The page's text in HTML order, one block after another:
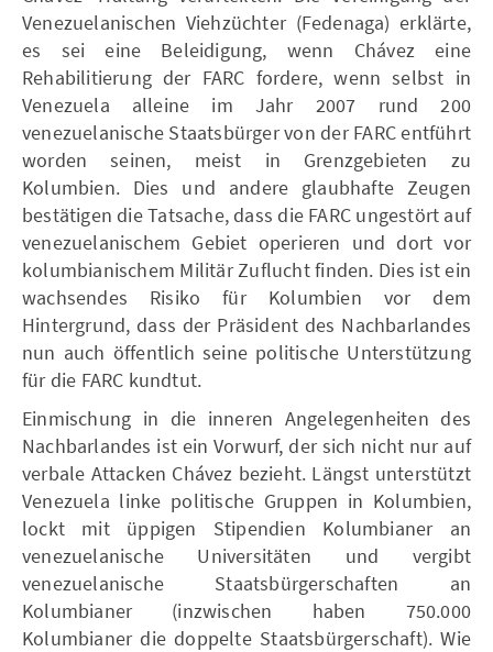
Venezuelanischen Viehzüchter (Fedenaga) erklärte,
es sei eine Beleidigung, wenn Chávez eine
Rehabilitierung der FARC fordere, wenn selbst in
Venezuela alleine im Jahr 2007 rund 200
venezuelanische Staatsbürger von der FARC entführt
worden seinen, meist in Grenzgebieten zu
Kolumbien. Dies und andere glaubhafte Zeugen
bestätigen die Tatsache, dass die FARC ungestört auf
venezuelanischem Gebiet operieren und dort vor
kolumbianischem Militär Zuflucht finden. Dies ist ein
wachsendes Risiko für Kolumbien vor dem
Hintergrund, dass der Präsident des Nachbarlandes
nun auch öffentlich seine politische Unterstützung
für die FARC kundtut.
Einmischung in die inneren Angelegenheiten des
Nachbarlandes ist ein Vorwurf, der sich nicht nur auf
verbale Attacken Chávez bezieht. Längst unterstützt
Venezuela linke politische Gruppen in Kolumbien,
lockt mit üppigen Stipendien Kolumbianer an
venezuelanische Universitäten und vergibt
venezuelanische Staatsbürgerschaften an
Kolumbianer (inzwischen haben 750.000
Kolumbianer die doppelte Staatsbürgerschaft). Wie